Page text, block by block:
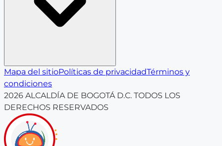
Mapa del sitioPolíticas de privacidadTérminos y
condiciones
2026 ALCALDÍA DE BOGOTÁ D.C. TODOS LOS
DERECHOS RESERVADOS